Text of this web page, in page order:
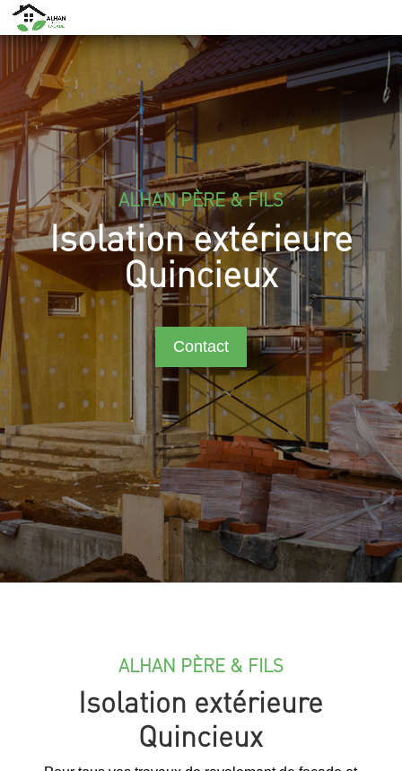
ALHAN PÈRE & FILS
Isolation extérieure
Quincieux
Contact
ALHAN PÈRE & FILS
Isolation extérieure
Quincieux